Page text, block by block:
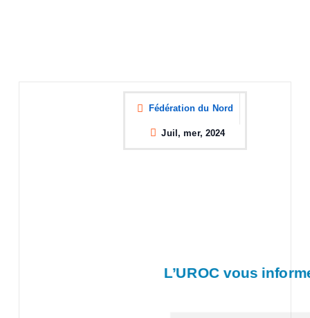
Fédération du Nord
Juil, mer, 2024
L’UROC vous